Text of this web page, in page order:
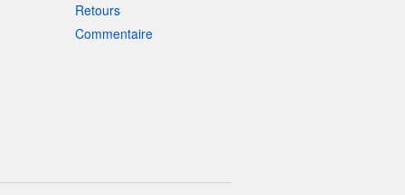
Retours
Commentaire